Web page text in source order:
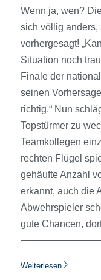
Wenn ja, wen?
sich völlig anders,
vorhergesagt!
Situation noch
Finale der
seinen
richtig.“ Nun
Topstürmer zu
Teamkollegen
rechten Flügel
gehäufte Anzahl
erkannt, auch die
Abwehrspieler
gute Chancen,
Weiterlesen